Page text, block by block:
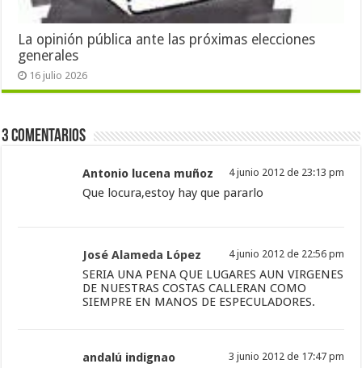
La opinión pública ante las próximas elecciones
generales
16 julio 2026
3 Comentarios
Antonio lucena muñoz 4 junio 2012 de 23:13 pm
Que locura,estoy hay que pararlo
José Alameda López 4 junio 2012 de 22:56 pm
SERIA UNA PENA QUE LUGARES AUN VIRGENES
DE NUESTRAS COSTAS CALLERAN COMO
SIEMPRE EN MANOS DE ESPECULADORES.
andalú indignao 3 junio 2012 de 17:47 pm